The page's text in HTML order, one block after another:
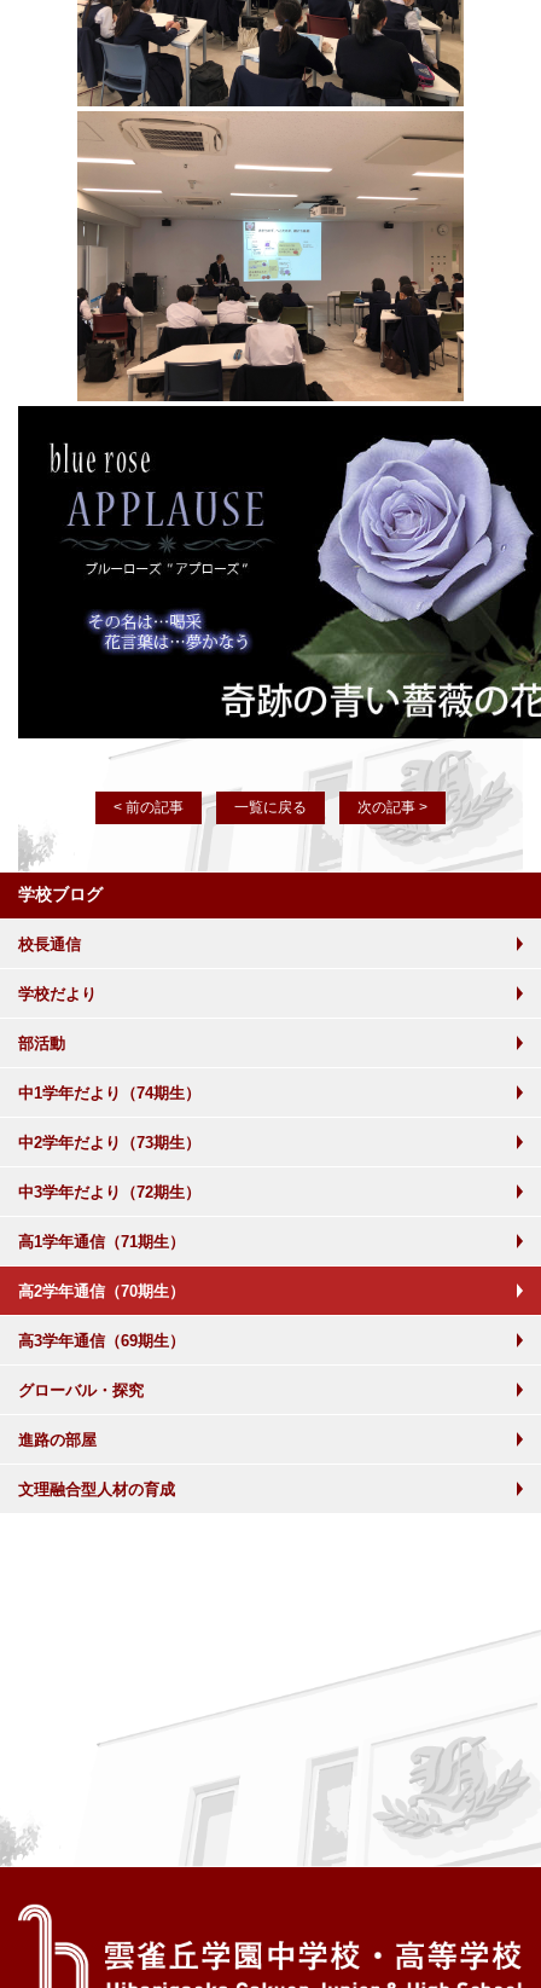
< 前の記事 一覧に戻る 次の記事 >
学校ブログ
校長通信
学校だより
部活動
中1学年だより（74期生）
中2学年だより（73期生）
中3学年だより（72期生）
高1学年通信（71期生）
高2学年通信（70期生）
高3学年通信（69期生）
グローバル・探究
進路の部屋
文理融合型人材の育成